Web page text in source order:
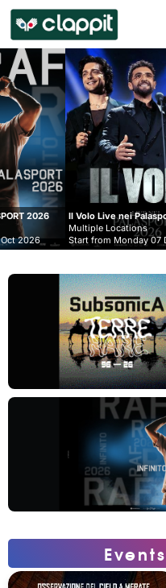
Clappit
biglietteria
Live nei Palasport 2026
Locations
Monday 07 Dec 2026
Emma
Start